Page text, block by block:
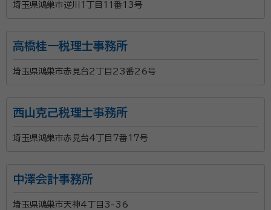
埼玉県鴻巣市逆川1丁目11番13号
高橋桂一税理士事務所
埼玉県鴻巣市赤見台2丁目23番26号
西山克己税理士事務所
埼玉県鴻巣市赤見台4丁目7番17号
中澤会計事務所
埼玉県鴻巣市天神4丁目3-36